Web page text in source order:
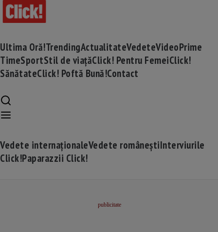
Ultima Oră!TrendingActualitateVedeteVideoPrime
TimeSportStil de viațăClick! Pentru FemeiClick!
SănătateClick! Poftă Bună!Contact
Vedete internaționaleVedete româneștiInterviurile
Click!Paparazzii Click!